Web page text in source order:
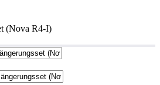
(Nova R4-I)